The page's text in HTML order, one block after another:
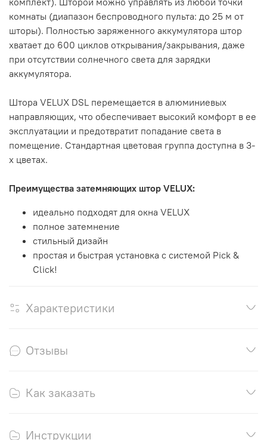
комнаты (диапазон беспроводного пульта: до 25 м от
шторы). Полностью заряженного аккумулятора штор
хватает до 600 циклов открывания/закрывания, даже
при отсутствии солнечного света для зарядки
аккумулятора.
Штора VELUX DSL перемещается в алюминиевых
направляющих, что обеспечивает высокий комфорт в ее
эксплуатации и предотвратит попадание света в
помещение. Стандартная цветовая группа доступна в 3-
х цветах.
Преимущества затемняющих штор VELUX:
идеально подходят для окна VELUX
полное затемнение
стильный дизайн
простая и быстрая установка с системой Pick &
Click!
Характеристики
Отзывы
Как заказать
Инструкции